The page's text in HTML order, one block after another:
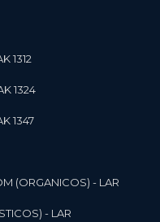
1312
1324
1347
(ORGANICOS) - LAR
- LAR